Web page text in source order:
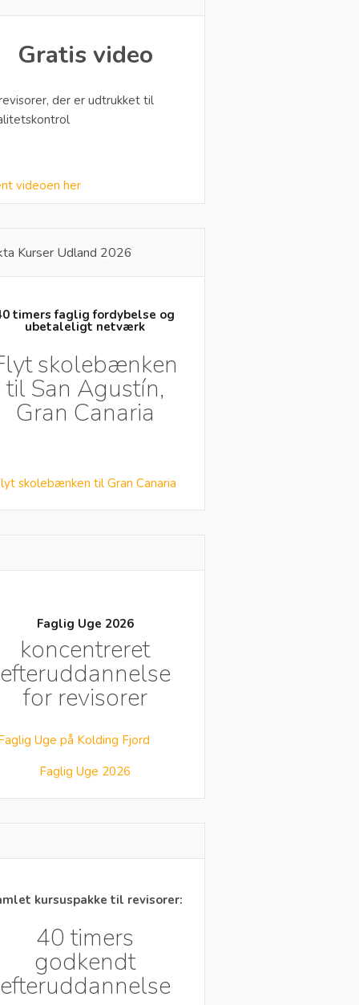
Gratis video
der er udtrukket til
videoen her
Kurser Udland 2026
timers faglig fordybelse og
ubetaleligt netværk
skolebænken
til San Agustín,
Gran Canaria
skolebænken til Gran Canaria
Faglig Uge 2026
koncentreret
efteruddannelse
for revisorer
Faglig Uge 2026
kursuspakke til revisorer:
40 timers
godkendt
efteruddannelse